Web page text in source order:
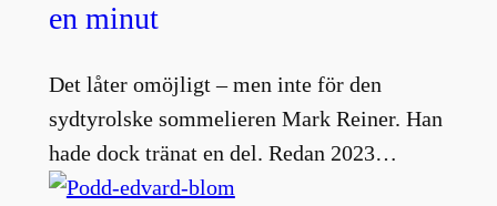
en minut
Det låter omöjligt – men inte för den
sydtyrolske sommelieren Mark Reiner. Han
hade dock tränat en del. Redan 2023…